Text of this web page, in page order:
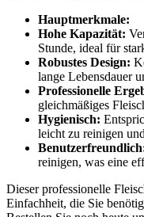
Hauptmerkmale:
Hohe Kapazität:
Stunde, ideal für
Robustes Design:
lange Lebensdauer
Professionelle
gleichmäßiges
Hygienisch:
leicht zu reinigen
reinigen, was eine
Dieser professionelle
Einfachheit, die Sie